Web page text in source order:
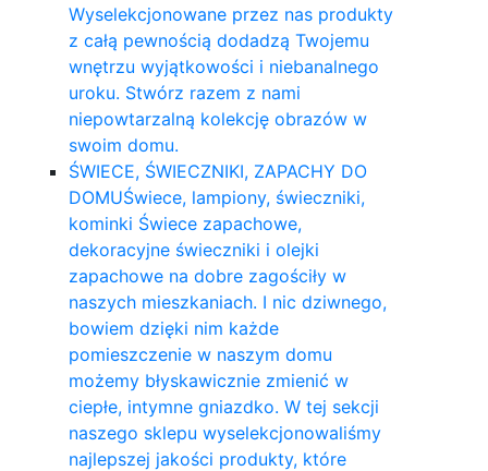
Wyselekcjonowane przez nas produkty
z całą pewnością dodadzą Twojemu
wnętrzu wyjątkowości i niebanalnego
uroku. Stwórz razem z nami
niepowtarzalną kolekcję obrazów w
swoim domu.
ŚWIECE, ŚWIECZNIKI, ZAPACHY DO
DOMUŚwiece, lampiony, świeczniki,
kominki Świece zapachowe,
dekoracyjne świeczniki i olejki
zapachowe na dobre zagościły w
naszych mieszkaniach. I nic dziwnego,
bowiem dzięki nim każde
pomieszczenie w naszym domu
możemy błyskawicznie zmienić w
ciepłe, intymne gniazdko. W tej sekcji
naszego sklepu wyselekcjonowaliśmy
najlepszej jakości produkty, które